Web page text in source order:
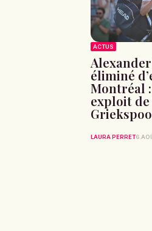
ACTUS
éliminé
Montréal
exploit
LAURA PERRET6